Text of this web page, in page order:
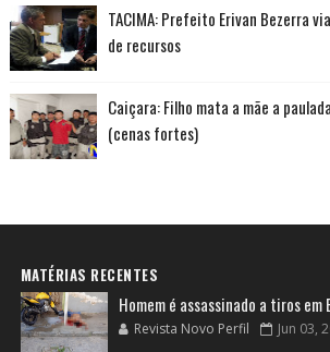
TACIMA: Prefeito Erivan Bezerra
de recursos
Caiçara: Filho mata a mãe a
(cenas fortes)
MATÉRIAS RECENTES
Homem é assassinado a tiros em
Revista Novo Perfil Jun 03,